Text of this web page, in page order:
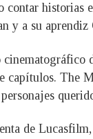
contar
y a su
capítulos. The
de